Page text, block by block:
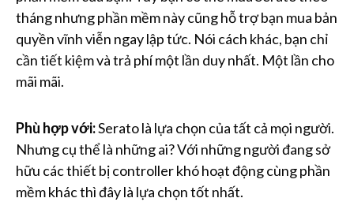
tháng nhưng phần mềm này cũng hỗ trợ bạn mua bản
quyền vĩnh viễn ngay lập tức. Nói cách khác, bạn chỉ
cần tiết kiệm và trả phí một lần duy nhất. Một lần cho
mãi mãi.
Phù hợp với:Serato là lựa chọn của tất cả mọi người.
Nhưng cụ thể là những ai? Với những người đang sở
hữu các thiết bị controller khó hoạt động cùng phần
mềm khác thì đây là lựa chọn tốt nhất.